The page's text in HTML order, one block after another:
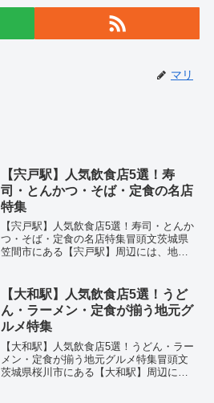
マリ
【宍戸駅】人気飲食店5選！寿
司・とんかつ・そば・定食の名店
特集
【宍戸駅】人気飲食店5選！寿司・とんか
つ・そば・定食の名店特集冒頭文茨城県
笠間市にある【宍戸駅】周辺には、地元
食、フレンチなどジャンルも豊富で、ラ
ンチにもディナーにもぴ...
【大和駅】人気飲食店5選！うど
ん・ラーメン・定食が揃う地元グ
ルメ特集
【大和駅】人気飲食店5選！うどん・ラー
メン・定食が揃う地元グルメ特集冒頭文
茨城県桜川市にある【大和駅】周辺に